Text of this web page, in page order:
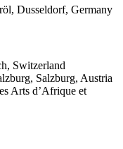
Dusseldorf, Germany
Switzerland
Salzburg, Austria
Arts d’Afrique et